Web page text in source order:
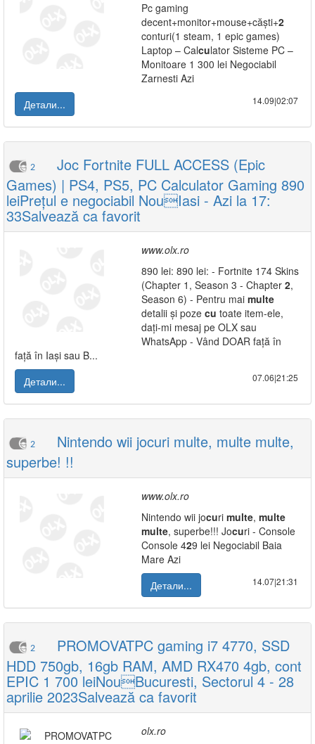
Pc gaming
decent+monitor+mouse+căști+2
conturi(1 steam, 1 epic games)
Laptop – Calculator Sisteme PC –
Monitoare 1 300 lei Negociabil
Zarnesti Azi
Детали...
14.09|02:07
2
Joc Fortnite FULL ACCESS (Epic
Games) | PS4, PS5, PC Calculator Gaming 890
leiPrețul e negociabil NouIasi - Azi la 17:
33Salvează ca favorit
www.olx.ro
890 lei: 890 lei: - Fortnite 174 Skins
(Chapter 1, Season 3 - Chapter 2,
Season 6) - Pentru mai multe
detalii și poze cu toate item-ele,
dați-mi mesaj pe OLX sau
WhatsApp - Vând DOAR față în
față în Iași sau B...
Детали...
07.06|21:25
2
Nintendo wii jocuri multe, multe multe,
superbe! !!
www.olx.ro
Nintendo wii jocuri multe, multe
multe, superbe!!! Jocuri - Console
Console 429 lei Negociabil Baia
Mare Azi
Детали...
14.07|21:31
2
PROMOVATPC gaming i7 4770, SSD
HDD 750gb, 16gb RAM, AMD RX470 4gb, cont
EPIC 1 700 leiNouBucuresti, Sectorul 4 - 28
aprilie 2023Salvează ca favorit
olx.ro